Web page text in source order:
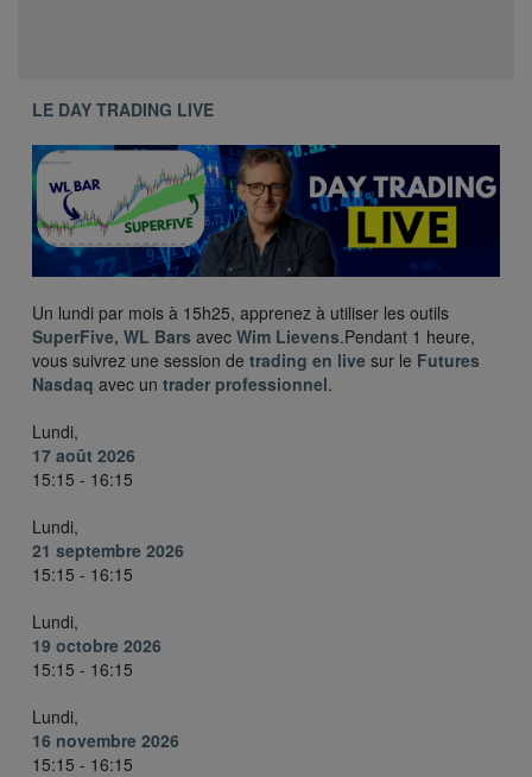
LE DAY TRADING LIVE
Un lundi par mois à 15h25, apprenez à utiliser les outils
SuperFive, WL Bars avec Wim Lievens.Pendant 1 heure,
vous suivrez une session de trading en live sur le Futures
Nasdaq avec un trader professionnel.
Lundi,
17 août 2026
15:15 - 16:15
Lundi,
21 septembre 2026
15:15 - 16:15
Lundi,
19 octobre 2026
15:15 - 16:15
Lundi,
16 novembre 2026
15:15 - 16:15